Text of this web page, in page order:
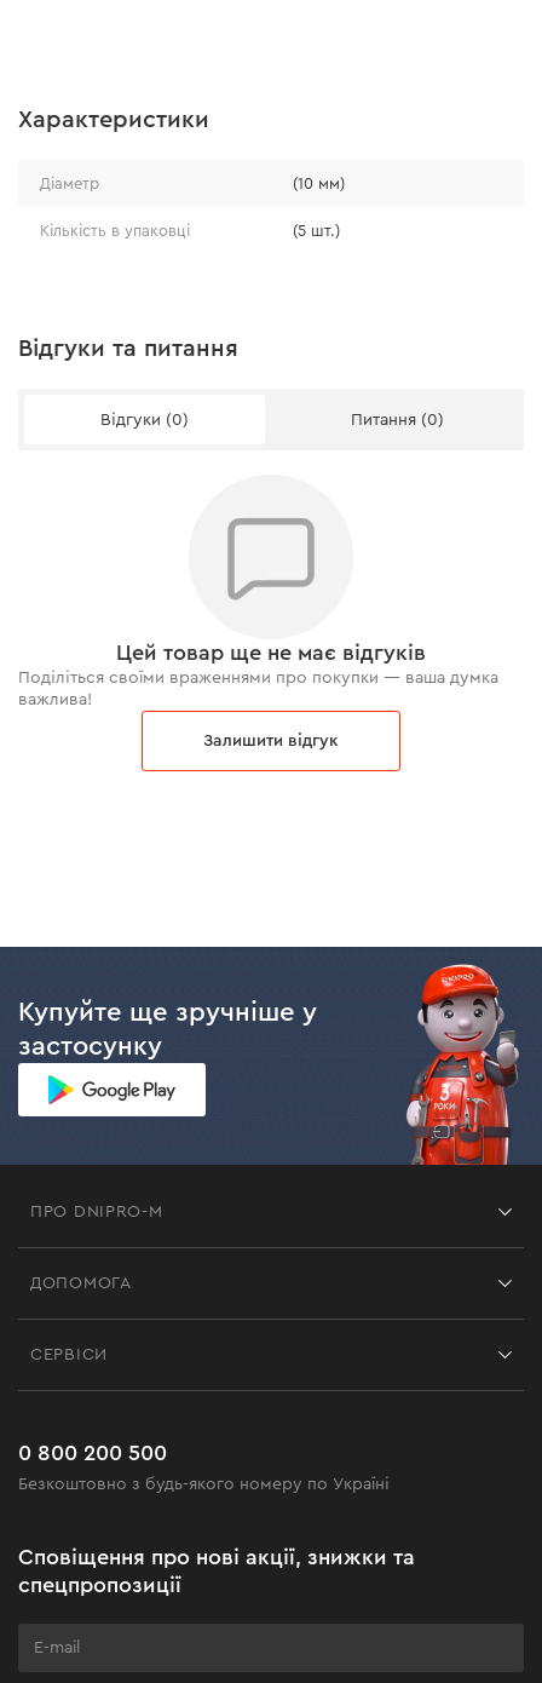
Характеристики
Діаметр (10 мм)
Кількість в упаковці (5 шт.)
Відгуки та питання
Відгуки (0) Питання (0)
Цей товар ще не має відгуків
Поділіться своїми враженнями про покупки — ваша думка
важлива!
Залишити відгук
Купуйте ще зручніше у
застосунку
ПРО DNIPRO-M
Чорна п'ятниця
Клуб майстерності
ДОПОМОГА
Поширені запитання
СЕРВІСИ
0 800 200 500
Безкоштовно з будь-якого номеру по Україні
Сповіщення про нові акції, знижки та
спецпропозиції